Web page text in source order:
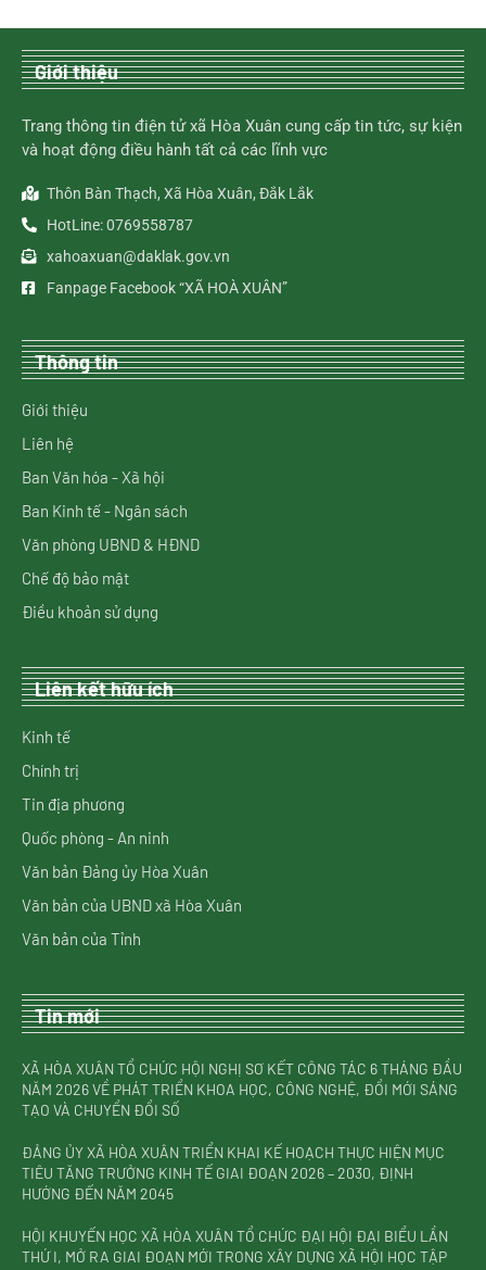
Giới thiệu
Trang thông tin điện tử xã Hòa Xuân cung cấp tin tức, sự kiện
và hoạt động điều hành tất cả các lĩnh vực
Thôn Bàn Thạch, Xã Hòa Xuân, Đắk Lắk
HotLine: 0769558787
xahoaxuan@daklak.gov.vn
Fanpage Facebook “XÃ HOÀ XUÂN”
Thông tin
Giới thiệu
Liên hệ
Ban Văn hóa - Xã hội
Ban Kinh tế - Ngân sách
Văn phòng UBND & HĐND
Chế độ bảo mật
Điều khoản sử dụng
Liên kết hữu ích
Kinh tế
Chính trị
Tin địa phương
Quốc phòng - An ninh
Văn bản Đảng ủy Hòa Xuân
Văn bản của UBND xã Hòa Xuân
Văn bản của Tỉnh
Tin mới
XÃ HÒA XUÂN TỔ CHỨC HỘI NGHỊ SƠ KẾT CÔNG TÁC 6 THÁNG ĐẦU
NĂM 2026 VỀ PHÁT TRIỂN KHOA HỌC, CÔNG NGHỆ, ĐỔI MỚI SÁNG
TẠO VÀ CHUYỂN ĐỔI SỐ
ĐẢNG ỦY XÃ HÒA XUÂN TRIỂN KHAI KẾ HOẠCH THỰC HIỆN MỤC
TIÊU TĂNG TRƯỞNG KINH TẾ GIAI ĐOẠN 2026 – 2030, ĐỊNH
HƯỚNG ĐẾN NĂM 2045
HỘI KHUYẾN HỌC XÃ HÒA XUÂN TỔ CHỨC ĐẠI HỘI ĐẠI BIỂU LẦN
THỨ I, MỞ RA GIAI ĐOẠN MỚI TRONG XÂY DỰNG XÃ HỘI HỌC TẬP